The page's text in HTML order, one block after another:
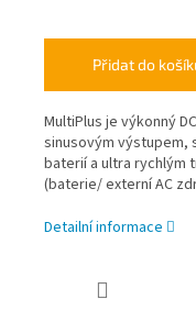
Přidat do
MultiPlus je výkonný
sinusovým výstupem,
baterií a ultra rychlým
(baterie/ externí AC
Detailní informace